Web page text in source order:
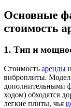
Основные
стоимость
1. Тип и
Стоимость аренды
виброплиты.
дополнительными
ходом) обходятся
легкие плиты, чья